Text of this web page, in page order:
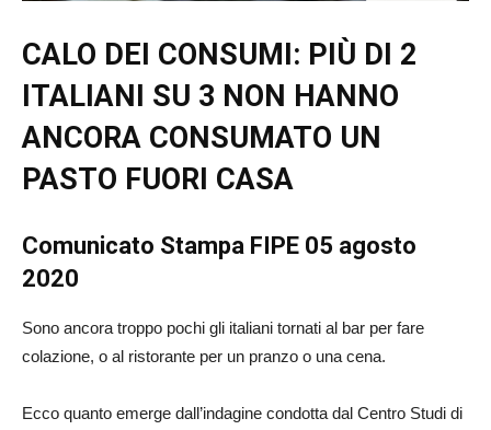
CALO DEI CONSUMI: PIÙ DI 2
ITALIANI SU 3 NON HANNO
ANCORA CONSUMATO UN
PASTO FUORI CASA
Comunicato Stampa FIPE 05 agosto
2020
Sono ancora troppo pochi gli italiani tornati al bar per fare
colazione, o al ristorante per un pranzo o una cena.
Ecco quanto emerge dall’indagine condotta dal Centro Studi di